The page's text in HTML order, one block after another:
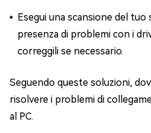
Esegui una scansione del
presenza di problemi con i
correggili se necessario.
Seguendo queste soluzioni,
risolvere i problemi di
al PC.